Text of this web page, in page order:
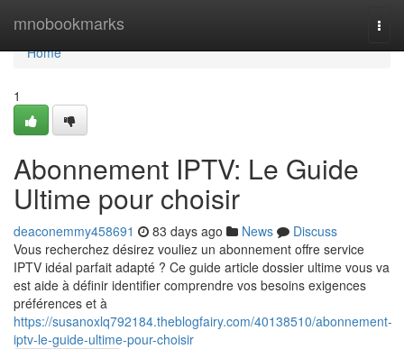
mnobookmarks
Home
Home
1
Abonnement IPTV: Le Guide
Ultime pour choisir
deaconemmy458691 83 days ago News
Discuss
Vous recherchez désirez vouliez un abonnement offre service
IPTV idéal parfait adapté ? Ce guide article dossier ultime vous va
est aide à définir identifier comprendre vos besoins exigences
préférences et à
https://susanoxlq792184.theblogfairy.com/40138510/abonnement-
iptv-le-guide-ultime-pour-choisir